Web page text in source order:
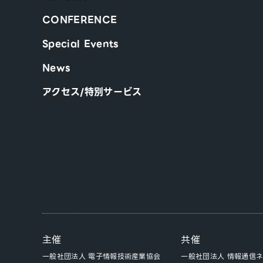
CONFERENCE
Special Events
News
アクセス/特別サービス
主催
一般社団法人 電子情報技術産業協会
共催
一般社団法人 情報通信